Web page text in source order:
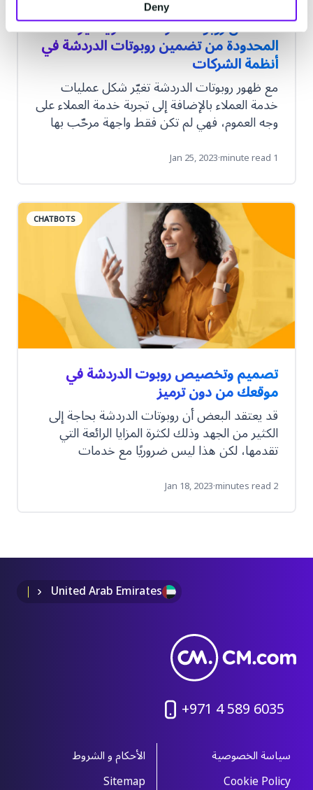
Deny
أمثلة عن روبوت الدردشة: المزايا غير
المحدودة من تضمين روبوتات الدردشة في
أنظمة الشركات
مع ظهور روبوتات الدردشة تغيّر شكل عمليات
خدمة العملاء بالإضافة إلى تجربة خدمة العملاء على
وجه العموم، فهي لم تكن فقط واجهة مرحّب بها
من العملاء، بل ساعدت الشركات أيضًا على
تقليص التكاليف وجمع المزيد من البيانات
حجم التعاملات التي تتم عبر قنوات الشركة فإن
الروبوتات تستطيع بكل سهولة التعامل معها وتوفير
الوقت والجهد الواقع على مركز الخدمة، إليكم أمثلة
عن روبوتات الدردشة الذكية ضمن ثلاث قطاعات
مختلفة.
1 minute read
·
Jan 25, 2023
CHATBOTS
تصميم وتخصيص روبوت الدردشة في
موقعك من دون ترميز
قد يعتقد البعض أن روبوتات الدردشة بحاجة إلى
الكثير من الجهد وذلك لكثرة المزايا الرائعة التي
تقدمها، لكن هذا ليس ضروريًا مع خدمات
CM.com المتاحة لتوفّر لك إمكانية تصميم روبوت
دردشة بكل سهولة ومن دون مطوّرين. تابع معنا
2 minutes read
·
Jan 18, 2023
United Arab Emirates
+971 4 589 6035
سياسة الخصوصية
الأحكام و الشروط
Cookie Policy
Sitemap